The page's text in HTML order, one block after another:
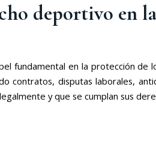
deportivo en
fundamental en la protección
contratos, disputas laborales,
y que se cumplan sus